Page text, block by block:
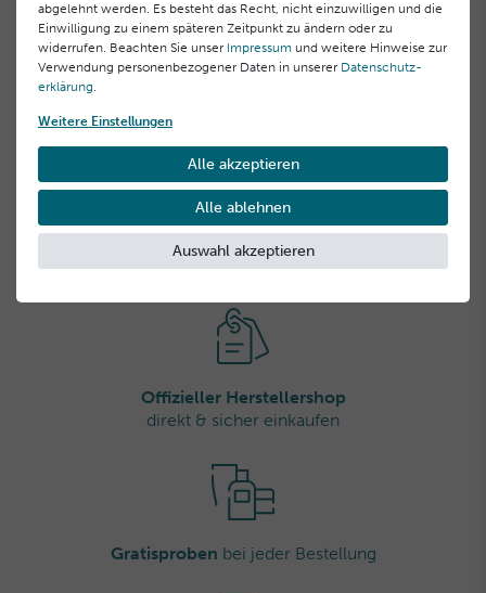
Lifting-Maske mit Sofort-
11,60 € / Stück, inkl. MwSt.
Offizieller Herstellershop
direkt & sicher einkaufen
Gratisproben bei jeder Bestellung
abgelehnt werden. Es besteht das Recht, nicht einzuwilligen und die
Einwilligung zu einem späteren Zeitpunkt zu ändern oder zu
widerrufen. Beachten Sie unser Impressum und weitere Hinweise zur
Verwendung personenbezogener Daten in unserer Daten­schutz­
erklärung.
Weitere Einstellungen
Alle akzeptieren
Alle ablehnen
Auswahl akzeptieren